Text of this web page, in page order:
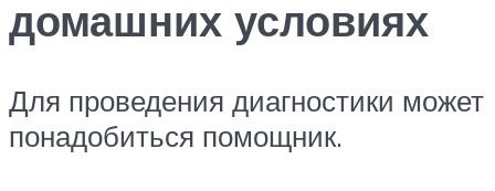
домашних условиях
Для проведения диагностики может
понадобиться помощник.